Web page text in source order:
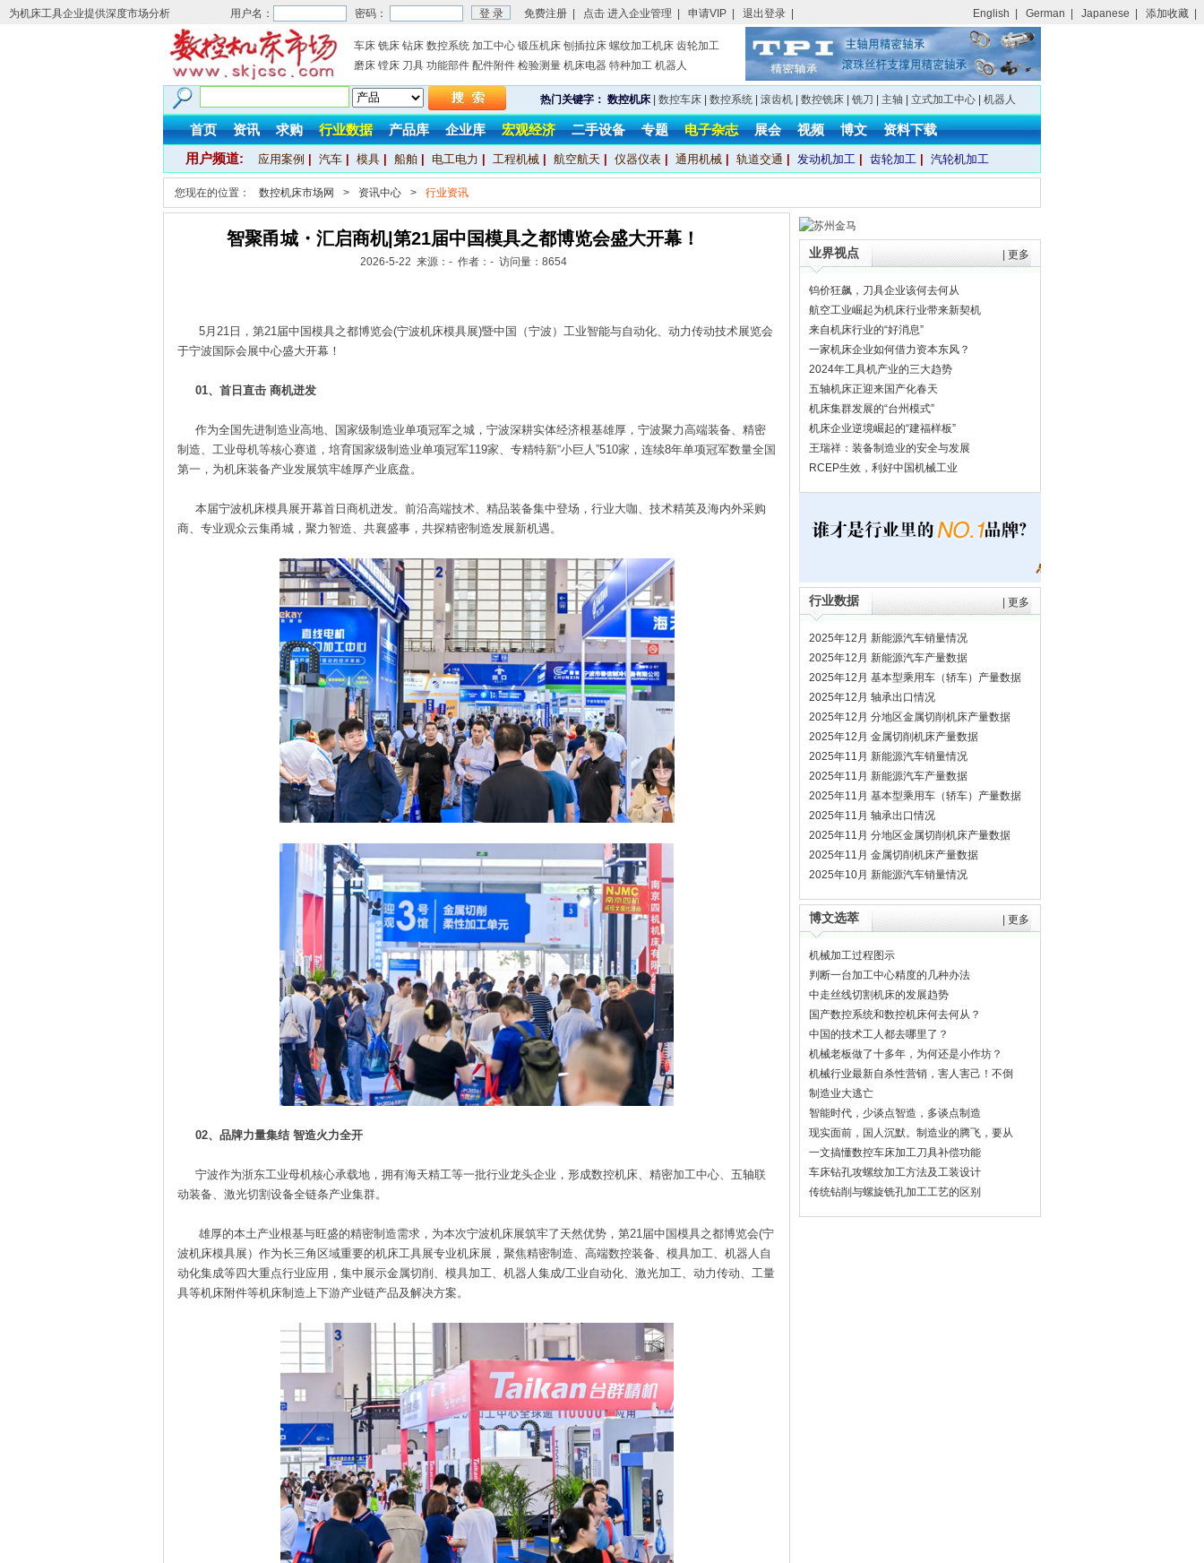
为机床工具企业提供深度市场分析 用户名： 密码： 免费注册 点击 进入企业管理 申请VIP 退出登录 English German Japanese 添加收藏
车床 铣床 钻床 数控系统 加工中心 锻压机床 刨插拉床 螺纹加工机床 齿轮加工
磨床 镗床 刀具 功能部件 配件附件 检验测量 机床电器 特种加工 机器人
热门关键字： 数控机床| 数控车床| 数控系统| 滚齿机| 数控铣床| 铣刀 主轴 立式加工中心| 机器人
首页 资讯 求购 行业数据 产品库 企业库 宏观经济 二手设备 专题 电子杂志 展会 视频 博文 资料下载
用户频道: 应用案例 汽车 模具 船舶 电工电力 工程机械 航空航天 仪器仪表 通用机械 轨道交通 发动机加工 齿轮加工 汽轮机加工
您现在的位置： 数控机床市场网 > 资讯中心 > 行业资讯
智聚甬城・汇启商机|第21届中国模具之都博览会盛大开幕！
2026-5-22 来源：- 作者：- 访问量： 8654
5月21日，第21届中国模具之都博览会(宁波机床模具展)暨中国（宁波）工业智能与自动化、动力传动技术展览会
于宁波国际会展中心盛大开幕！
01、首日直击 商机迸发
作为全国先进制造业高地、国家级制造业单项冠军之城，宁波深耕实体经济根基雄厚，宁波聚力高端装备、精密
制造、工业母机等核心赛道，培育国家级制造业单项冠军119家、专精特新“小巨人”510家，连续8年单项冠军数量全国
第一，为机床装备产业发展筑牢雄厚产业底盘。
本届宁波机床模具展开幕首日商机迸发。前沿高端技术、精品装备集中登场，行业大咖、技术精英及海内外采购
商、专业观众云集甬城，聚力智造、共襄盛事，共探精密制造发展新机遇。
02、品牌力量集结 智造火力全开
宁波作为浙东工业母机核心承载地，拥有海天精工等一批行业龙头企业，形成数控机床、精密加工中心、五轴联
动装备、激光切割设备全链条产业集群。
雄厚的本土产业根基与旺盛的精密制造需求，为本次宁波机床展筑牢了天然优势，第21届中国模具之都博览会(宁
波机床模具展）作为长三角区域重要的机床工具展专业机床展，聚焦精密制造、高端数控装备、模具加工、机器人自
动化集成等四大重点行业应用，集中展示金属切削、模具加工、机器人集成/工业自动化、激光加工、动力传动、工量
具等机床附件等机床制造上下游产业链产品及解决方案。
业界视点 更多
钨价狂飙，刀具企业该何去何从
航空工业崛起为机床行业带来新契机
来自机床行业的“好消息”
一家机床企业如何借力资本东风？
2024年工具机产业的三大趋势
五轴机床正迎来国产化春天
机床集群发展的“台州模式”
机床企业逆境崛起的“建福样板”
王瑞祥：装备制造业的安全与发展
RCEP生效，利好中国机械工业
行业数据 更多
2025年12月 新能源汽车销量情况
2025年12月 新能源汽车产量数据
2025年12月 基本型乘用车（轿车）产量数据
2025年12月 轴承出口情况
2025年12月 分地区金属切削机床产量数据
2025年12月 金属切削机床产量数据
2025年11月 新能源汽车销量情况
2025年11月 新能源汽车产量数据
2025年11月 基本型乘用车（轿车）产量数据
2025年11月 轴承出口情况
2025年11月 分地区金属切削机床产量数据
2025年11月 金属切削机床产量数据
2025年10月 新能源汽车销量情况
博文选萃 更多
机械加工过程图示
判断一台加工中心精度的几种办法
中走丝线切割机床的发展趋势
国产数控系统和数控机床何去何从？
中国的技术工人都去哪里了？
机械老板做了十多年，为何还是小作坊？
机械行业最新自杀性营销，害人害己！不倒
闭才
制造业大逃亡
智能时代，少谈点智造，多谈点制造
现实面前，国人沉默。制造业的腾飞，要从
机床
一文搞懂数控车床加工刀具补偿功能
车床钻孔攻螺纹加工方法及工装设计
传统钻削与螺旋铣孔加工工艺的区别